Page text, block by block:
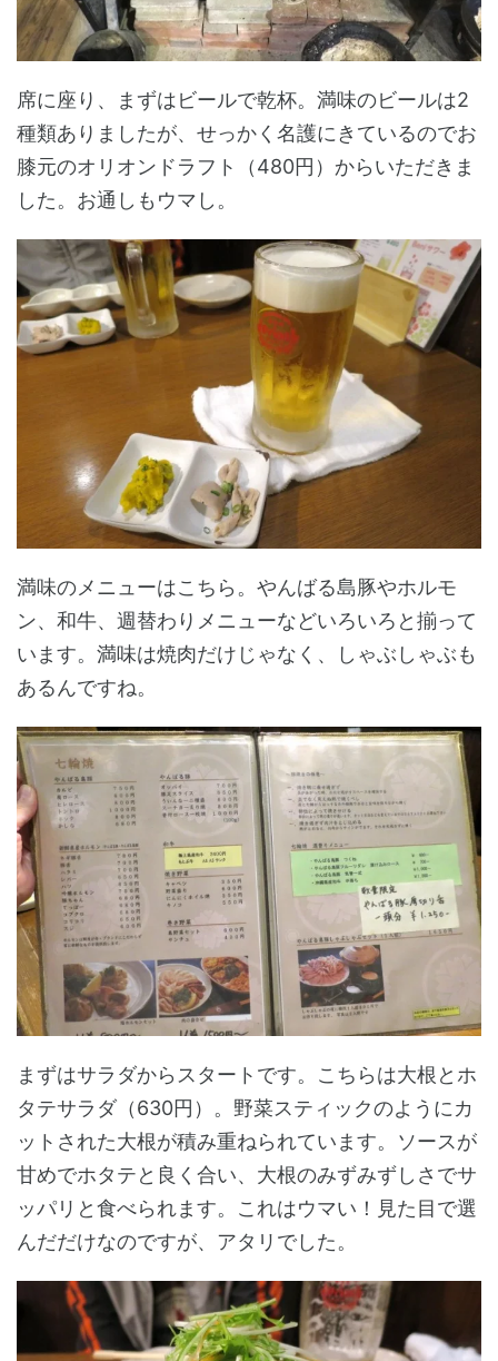
席に座り、まずはビールで乾杯。満味のビールは2
種類ありましたが、せっかく名護にきているのでお
膝元のオリオンドラフト（480円）からいただきま
した。お通しもウマし。
満味のメニューはこちら。やんばる島豚やホルモ
ン、和牛、週替わりメニューなどいろいろと揃って
います。満味は焼肉だけじゃなく、しゃぶしゃぶも
あるんですね。
まずはサラダからスタートです。こちらは大根とホ
タテサラダ（630円）。野菜スティックのようにカ
ットされた大根が積み重ねられています。ソースが
甘めでホタテと良く合い、大根のみずみずしさでサ
ッパリと食べられます。これはウマい！見た目で選
んだだけなのですが、アタリでした。